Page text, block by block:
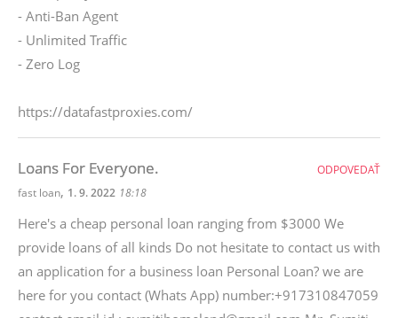
- Anti-Ban Agent
- Unlimited Traffic
- Zero Log
https://datafastproxies.com/
Loans For Everyone.
fast loan, 1. 9. 2022 18:18
Here's a cheap personal loan ranging from $3000 We
provide loans of all kinds Do not hesitate to contact us with
an application for a business loan Personal Loan? we are
here for you contact (Whats App) number:+917310847059
ODPOVEDAŤ